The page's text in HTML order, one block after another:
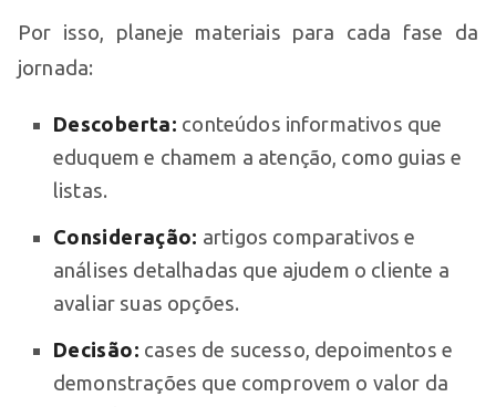
Por isso, planeje materiais para cada fase da
jornada:
Descoberta: conteúdos informativos que
eduquem e chamem a atenção, como guias e
listas.
Consideração: artigos comparativos e
análises detalhadas que ajudem o cliente a
avaliar suas opções.
Decisão: cases de sucesso, depoimentos e
demonstrações que comprovem o valor da